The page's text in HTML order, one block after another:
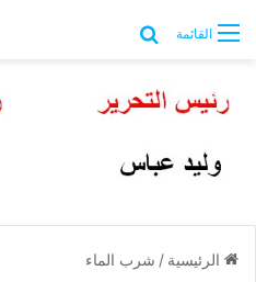
القائمة
الرئيسية / شرب الماء